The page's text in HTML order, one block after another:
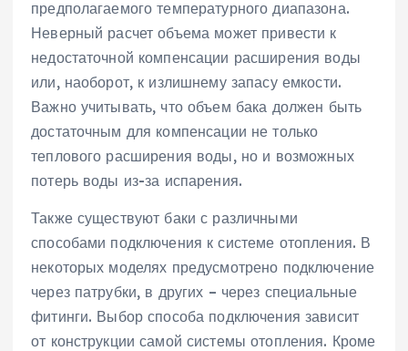
предполагаемого температурного диапазона.
Неверный расчет объема может привести к
недостаточной компенсации расширения воды
или‚ наоборот‚ к излишнему запасу емкости.
Важно учитывать‚ что объем бака должен быть
достаточным для компенсации не только
теплового расширения воды‚ но и возможных
потерь воды из-за испарения.
Также существуют баки с различными
способами подключения к системе отопления. В
некоторых моделях предусмотрено подключение
через патрубки‚ в других – через специальные
фитинги. Выбор способа подключения зависит
от конструкции самой системы отопления. Кроме